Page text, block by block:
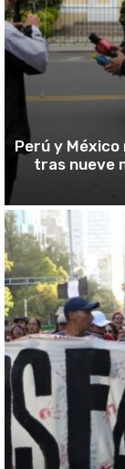
Perú y
tras nueve